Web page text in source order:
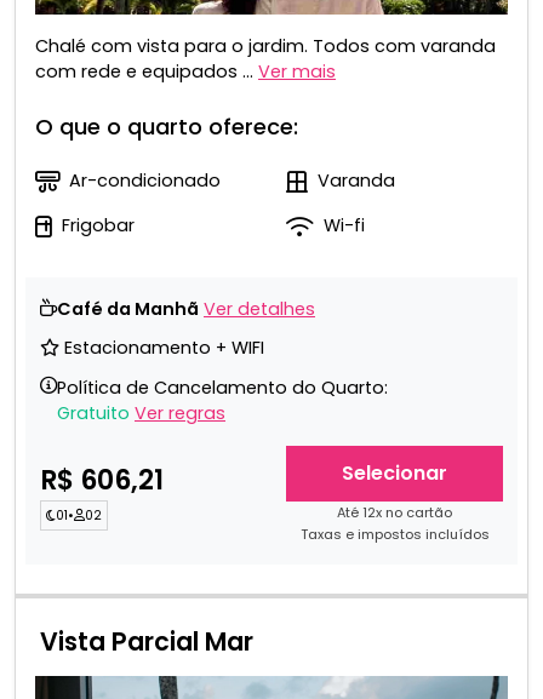
Chalé com vista para o jardim. Todos com varanda
com rede e equipados ... Ver mais
O que o quarto oferece:
Ar-condicionado
Varanda
Frigobar
Wi-fi
Café da Manhã Ver detalhes
Estacionamento + WIFI
Política de Cancelamento do Quarto:
Gratuito Ver regras
R$ 606,21
01• 02
Selecionar
Até 12x no cartão
Taxas e impostos incluídos
Vista Parcial Mar